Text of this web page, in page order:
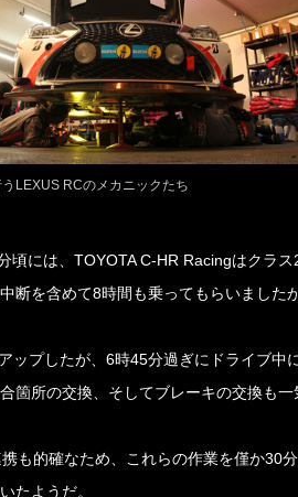
LEXUS RCのメカニックたち
には、TOYOTA C-HR Racingはクラス
断を含めて8時間も乗ってもらいました
ップしたが、6時45分過ぎにドライブ中
箇所の交換、そしてブレーキの交換も一
も的確なため、これらの作業を僅か30
たようだ。